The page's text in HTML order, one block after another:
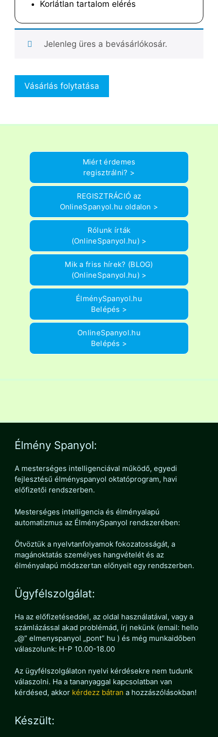
Korlátlan tartalom elérés
Jelenleg üres a bevásárlókosár.
Vásárlás folytatása
Miért érdemes
regisztrálni? >
REGISZTRÁCIÓ az
OnlineSpanyol.hu oldalon >
Rólunk írták
(OnlineSpanyol.hu) >
Mik a friss hírek? (BLOG)
(OnlineSpanyol.hu) >
ÉlménySpanyol.hu
Belépés >
OnlineSpanyol.hu
Belépés >
Élmény Spanyol:
A mesterséges intelligenciával működő, egyedi
fejlesztésű élményspanyol oktatóprogram, havi
előfizetői rendszerben.
Mesterséges intelligencia és élményalapú
automatizmus az ÉlménySpanyol rendszerében:
Ötvöztük a nyelvtanfolyamok fokozatosságát, a
magánoktatás személyes hangvételét és az
élményalapú módszertan előnyeit egy rendszerben.
Ügyfélszolgálat:
Ha az előfizetéseddel, az oldal használatával, vagy a
számlázással akad problémád, írj nekünk (email: hello
„@” elmenyspanyol „pont” hu ) és még munkaidőben
válaszolunk: H-P 10.00-18.00
Az ügyfélszolgálaton nyelvi kérdésekre nem tudunk
válaszolni. Ha a tananyaggal kapcsolatban van
kérdésed, akkor kérdezz bátran a hozzászólásokban!
Készült: